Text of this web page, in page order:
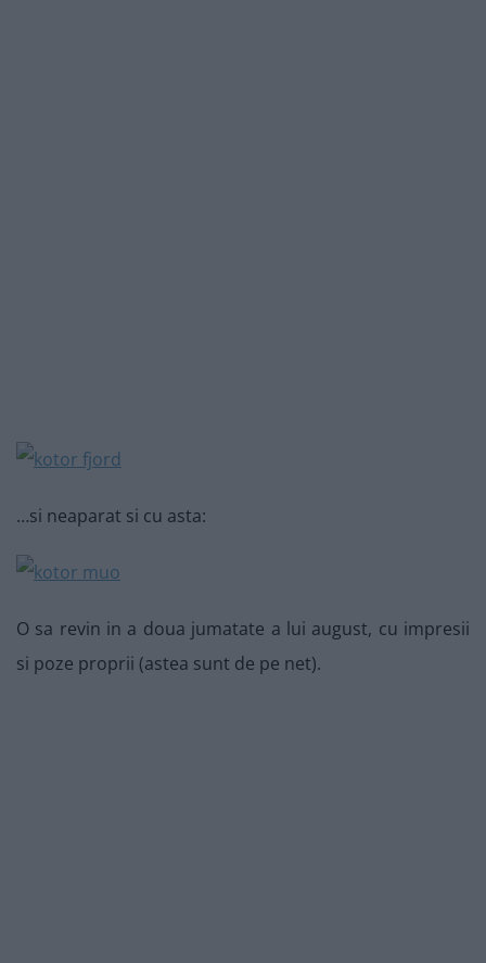
…si neaparat si cu asta:
O sa revin in a doua jumatate a lui august, cu impresii
si poze proprii (astea sunt de pe net).